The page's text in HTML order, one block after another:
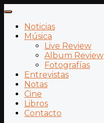
Noticias
Música
Live Review
Album Review
Fotografías
Entrevistas
Notas
Cine
Libros
Contacto